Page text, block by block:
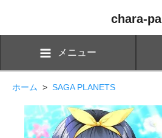
chara-pa
メニュー
ホーム > SAGA PLANETS